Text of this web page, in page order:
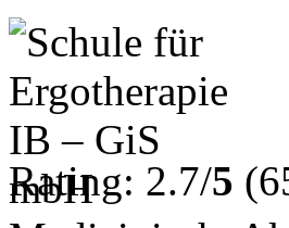
Rating: 2.7/5